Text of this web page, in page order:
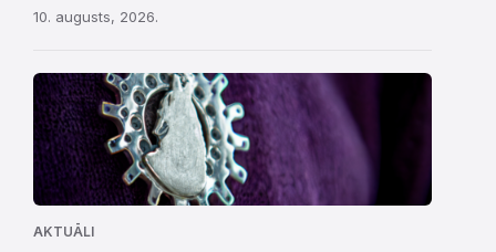
10. augusts, 2026.
AKTUĀLI